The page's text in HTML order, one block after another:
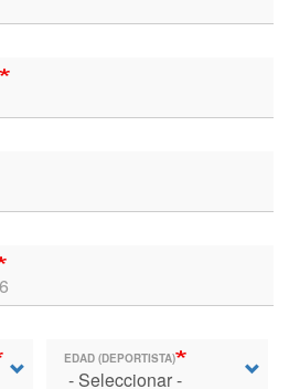
EDAD (DEPORTISTA)